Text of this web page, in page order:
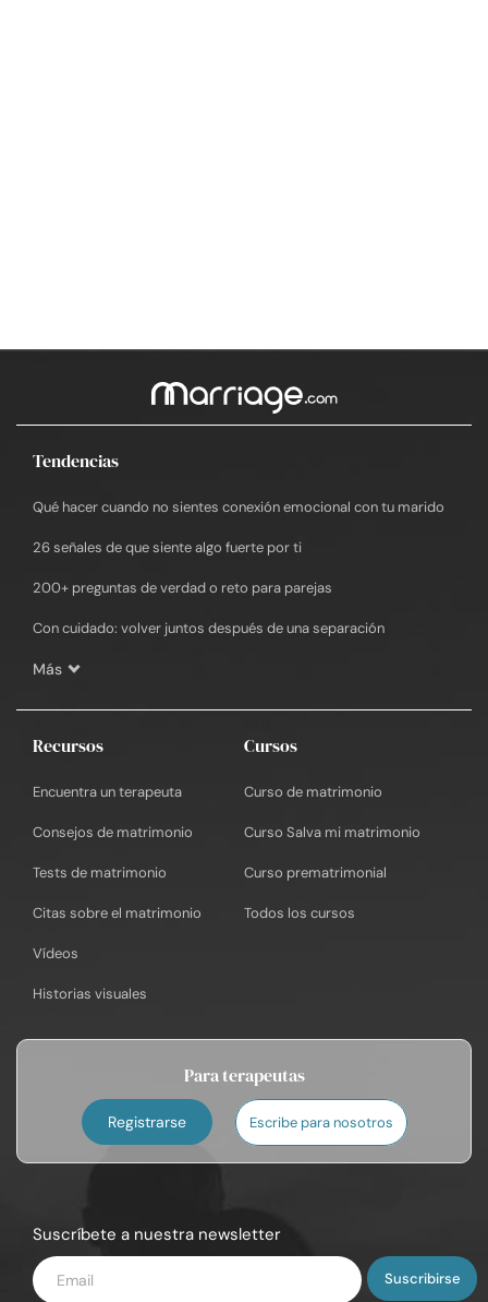
Tendencias
Qué hacer cuando no sientes conexión emocional con tu marido
26 señales de que siente algo fuerte por ti
200+ preguntas de verdad o reto para parejas
Con cuidado: volver juntos después de una separación
Más
Recursos
Encuentra un terapeuta
Consejos de matrimonio
Tests de matrimonio
Citas sobre el matrimonio
Vídeos
Historias visuales
Cursos
Curso de matrimonio
Curso Salva mi matrimonio
Curso prematrimonial
Todos los cursos
Para terapeutas
Registrarse Escribe para nosotros
Suscríbete a nuestra newsletter
Introduce